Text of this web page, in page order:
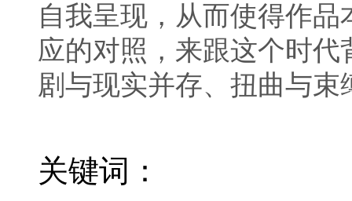
自我呈现，从而使得作
应的对照，来跟这个时
剧与现实并存、扭曲与束
关键词：